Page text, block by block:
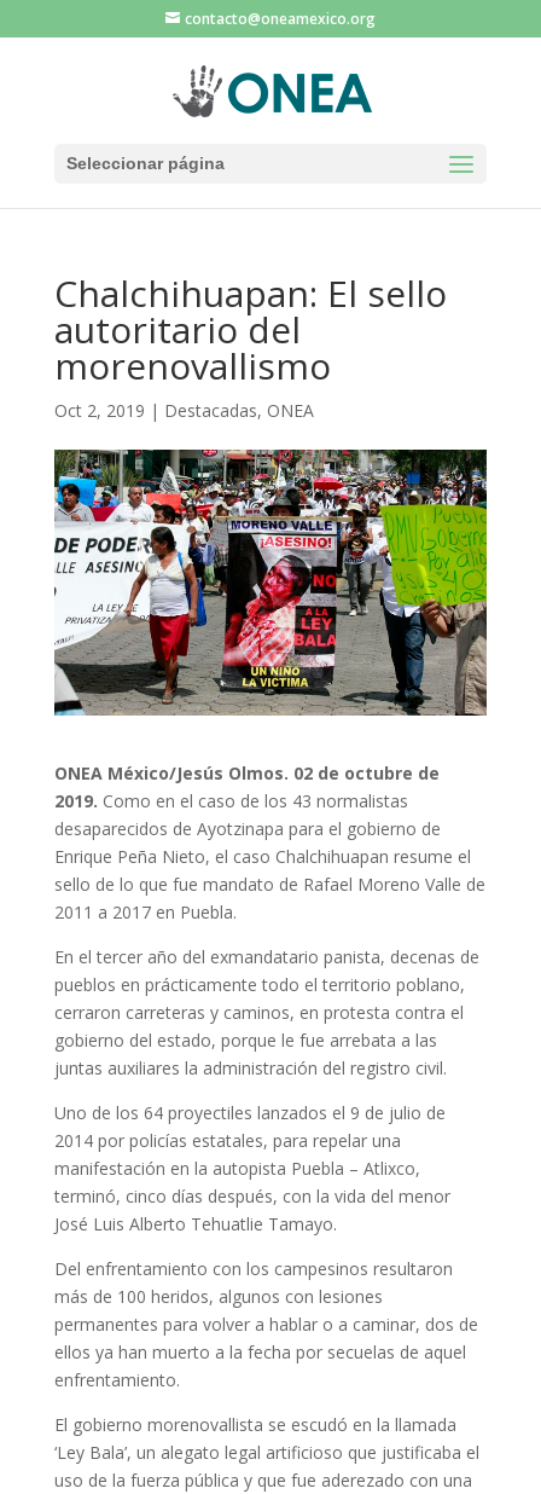
contacto@oneamexico.org
Seleccionar página
Chalchihuapan: El sello
autoritario del
morenovallismo
Oct 2, 2019 | Destacadas, ONEA
ONEA México/Jesús Olmos. 02 de octubre de
2019. Como en el caso de los 43 normalistas
desaparecidos de Ayotzinapa para el gobierno de
Enrique Peña Nieto, el caso Chalchihuapan resume el
sello de lo que fue mandato de Rafael Moreno Valle de
2011 a 2017 en Puebla.
En el tercer año del exmandatario panista, decenas de
pueblos en prácticamente todo el territorio poblano,
cerraron carreteras y caminos, en protesta contra el
gobierno del estado, porque le fue arrebata a las
juntas auxiliares la administración del registro civil.
Uno de los 64 proyectiles lanzados el 9 de julio de
2014 por policías estatales, para repelar una
manifestación en la autopista Puebla – Atlixco,
terminó, cinco días después, con la vida del menor
José Luis Alberto Tehuatlie Tamayo.
Del enfrentamiento con los campesinos resultaron
más de 100 heridos, algunos con lesiones
permanentes para volver a hablar o a caminar, dos de
ellos ya han muerto a la fecha por secuelas de aquel
enfrentamiento.
El gobierno morenovallista se escudó en la llamada
‘Ley Bala’, un alegato legal artificioso que justificaba el
uso de la fuerza pública y que fue aderezado con una